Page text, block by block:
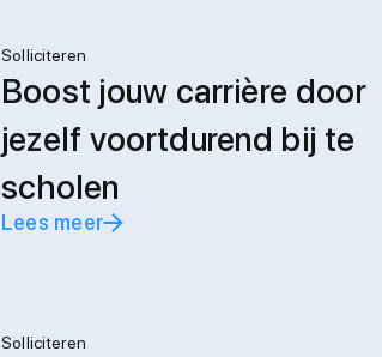
Solliciteren
Boost jouw carrière door
jezelf voortdurend bij te
scholen
Lees meer
Solliciteren